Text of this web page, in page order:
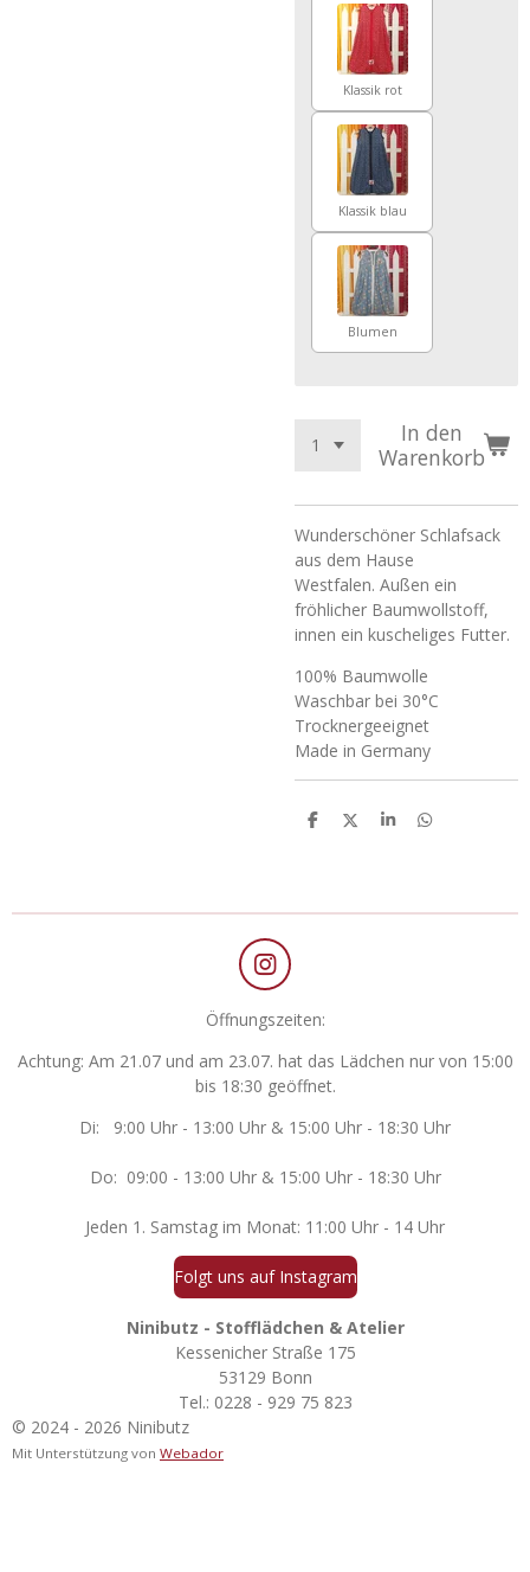
Klassik rot
Klassik blau
Blumen
In den
Warenkorb
Wunderschöner Schlafsack
aus dem Hause
Westfalen. Außen ein
fröhlicher Baumwollstoff,
innen ein kuscheliges Futter.
100% Baumwolle
Waschbar bei 30°C
Trocknergeeignet
Made in Germany
T
n
T
n
T
n
T
n
I
n
s
t
a
g
r
m
Öffnungszeiten:
Achtung: Am 21.07 und am 23.07. hat das Lädchen nur von 15:00
bis 18:30 geöffnet.
Di: 9:00 Uhr - 13:00 Uhr & 15:00 Uhr - 18:30 Uhr
Do: 09:00 - 13:00 Uhr & 15:00 Uhr - 18:30 Uhr
Jeden 1. Samstag im Monat: 11:00 Uhr - 14 Uhr
Folgt uns auf Instagram
Ninibutz - Stofflädchen & Atelier
Kessenicher Straße 175
53129 Bonn
Tel.: 0228 - 929 75 823
© 2024 - 2026 Ninibutz
Mit Unterstützung von Webador